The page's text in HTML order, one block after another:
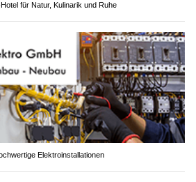
für Natur, Kulinarik und Ruhe
Elektroinstallationen